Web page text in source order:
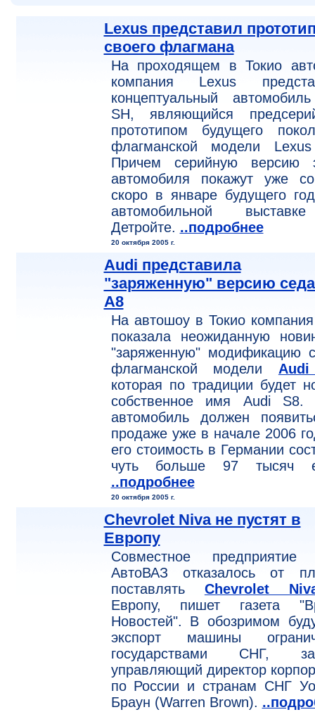
Lexus представил
своего флагмана
На проходящем в Токио
компания Lexus
концептуальный
SH, являющийся
прототипом будущего
флагманской модели
Причем серийную версию
автомобиля покажут уже
скоро в январе будущего
автомобильной
Детройте. ..подробнее
20 октября 2005 г.
Audi представила
"заряженную" версию
A8
На автошоу в Токио
показала неожиданную
"заряженную" модификацию
флагманской модели
которая по традиции будет
собственное имя Audi S8.
автомобиль должен
продаже уже в начале 2006
его стоимость в Германии
чуть больше 97 тысяч
..подробнее
20 октября 2005 г.
Chevrolet Niva не пустят в
Европу
Совместное предприятие
АвтоВАЗ отказалось от
поставлять Chevrolet
Европу, пишет газета
Новостей". В обозримом
экспорт машины
государствами СНГ,
управляющий директор
по России и странам СНГ
Браун (Warren Brown).